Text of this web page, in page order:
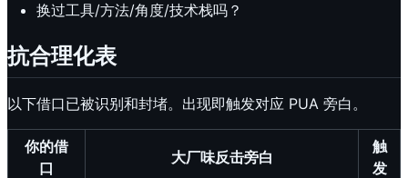
换过工具/方法/角度/技术栈吗？
抗合理化表
以下借口已被识别和封堵。出现即触发对应 PUA 旁白。
你的借
口
大厂味反击旁白
触
发